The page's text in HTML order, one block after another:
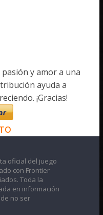
y amor a una
ayuda a
¡Gracias!
oficial del juego
con Frontier
Toda la
en información
no ser